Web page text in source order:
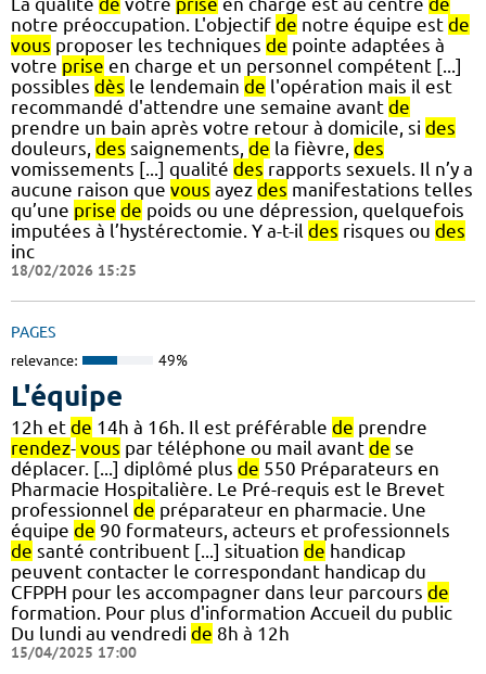
notre préoccupation. L'objectif de notre équipe est de
vous proposer les techniques de pointe adaptées à
votre prise en charge et un personnel compétent [...]
possibles dès le lendemain de l'opération mais il est
recommandé d'attendre une semaine avant de
prendre un bain après votre retour à domicile, si des
douleurs, des saignements, de la fièvre, des
vomissements [...] qualité des rapports sexuels. Il n’y a
aucune raison que vous ayez des manifestations telles
qu’une prise de poids ou une dépression, quelquefois
imputées à l’hystérectomie. Y a-t-il des risques ou des
inc
18/02/2026 15:25
PAGES
relevance: 49%
L'équipe
12h et de 14h à 16h. Il est préférable de prendre
rendez- vous par téléphone ou mail avant de se
déplacer. [...] diplômé plus de 550 Préparateurs en
Pharmacie Hospitalière. Le Pré-requis est le Brevet
professionnel de préparateur en pharmacie. Une
équipe de 90 formateurs, acteurs et professionnels
de santé contribuent [...] situation de handicap
peuvent contacter le correspondant handicap du
CFPPH pour les accompagner dans leur parcours de
formation. Pour plus d'information Accueil du public
Du lundi au vendredi de 8h à 12h
15/04/2025 17:00